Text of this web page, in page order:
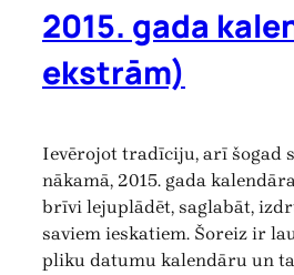
2015. gada
ekstrām)
Ievērojot tradīciju, arī šogad
nākamā, 2015. gada
brīvi lejuplādēt, saglabāt,
saviem ieskatiem. Šoreiz ir
pliku datumu kalendāru un